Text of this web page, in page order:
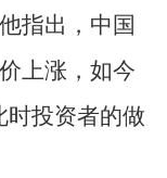
指出，中国
上涨，如今
时投资者的做